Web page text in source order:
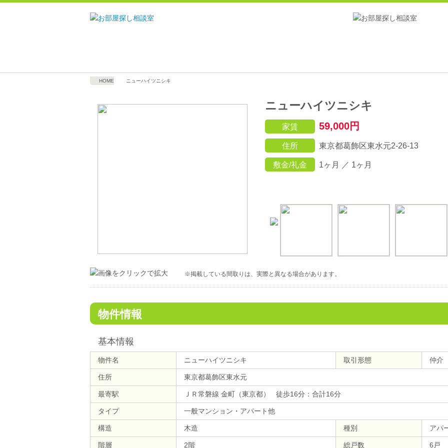
HOME ニューハイツニシキ
ニューハイツニシキ
家賃 59,000円
住所 東京都葛飾区東水元2-26-13
敷金/礼金 1ヶ月 ／ 1ヶ月
※掲載している間取りは、実際と異なる場合があります。
物件情報
基本情報
物件名 ニューハイツニシキ 取引形態 仲介
住所 東京都葛飾区東水元
最寄駅 ＪＲ常磐線 金町（東京都） 徒歩16分：合計16分
タイプ 一般マンション・アパート他
構造 木造 種別 アパ
階層 2階 総戸数 6戸